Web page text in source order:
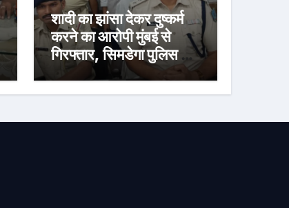
शादी का झांसा देकर दुष्कर्म
करने का आरोपी मुंबई से
गिरफ्तार, सिमडेगा पुलिस ने
भेजा जेल